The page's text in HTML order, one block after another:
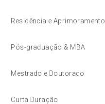
Residência e Aprimoramento
Pós-graduação & MBA
Mestrado e Doutorado
Curta Duração